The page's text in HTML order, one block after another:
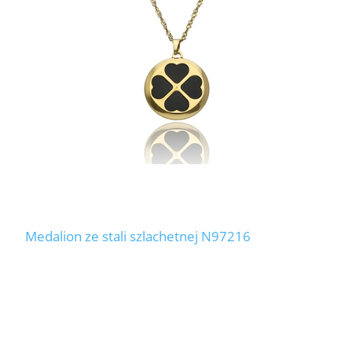
Medalion ze stali szlachetnej N97216